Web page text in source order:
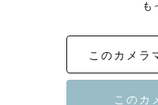
大切な人との大好きな時
これから先も覚えていら
時々見返して、思い出し
あたたかい気持ちになっ
も
このカメラ